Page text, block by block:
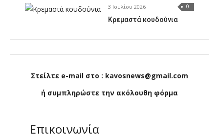
3 Ιουλίου 2026 0
Κρεμαστά κουδούνια
Στείλτε e-mail στο : kavosnews@gmail.com
ή συμπληρώστε την ακόλουθη φόρμα
Επικοινωνία